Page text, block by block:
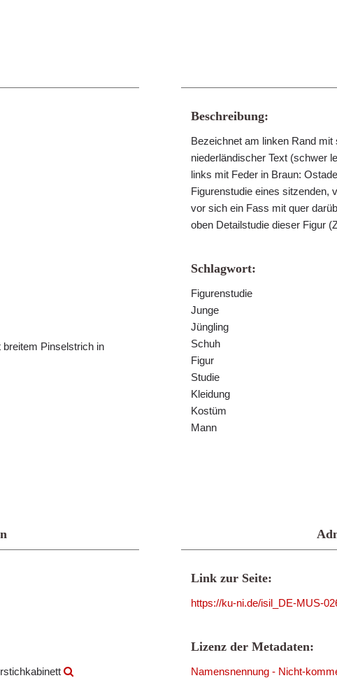
Pinselstrich in
Beschreibung:
Bezeichnet am linken Rand
niederländischer Text (schwer
links mit Feder in Braun:
Figurenstudie eines sitzenden,
vor sich ein Fass mit quer
oben Detailstudie dieser Figur
Schlagwort:
Figurenstudie
Junge
Jüngling
Schuh
Figur
Studie
Kleidung
Kostüm
Mann
Link zur Seite:
https://ku-ni.de/isil_DE-MUS-
Lizenz der Metadaten:
Namensnennung - Nicht-